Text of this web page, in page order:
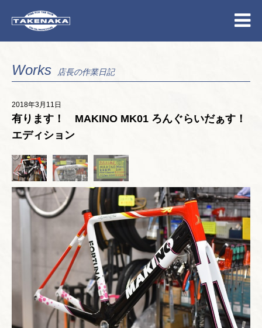
Works 店長の作業日記
2018年3月11日
有ります！ MAKINO MK01 ろんぐらいだぁす！
エディション